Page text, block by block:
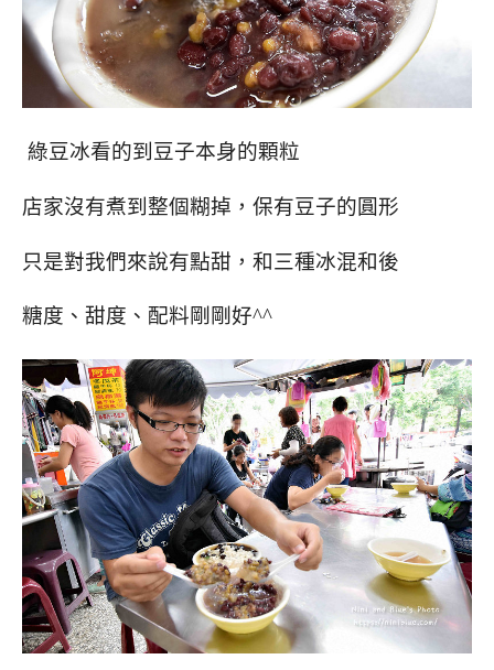
綠豆冰看的到豆子本身的顆粒
店家沒有煮到整個糊掉，保有豆子的圓形
只是對我們來說有點甜，和三種冰混和後
糖度、甜度、配料剛剛好^^